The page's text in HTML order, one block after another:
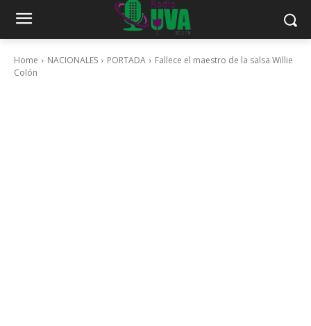
Home NACIONALES PORTADA
Fallece el maestro de la salsa Willie
Colón